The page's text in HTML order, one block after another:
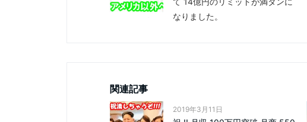
なりました。
関連記事
2019年3月11日